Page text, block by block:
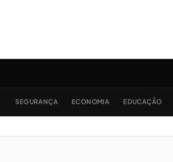
SEGURANÇA ECONOMIA EDUCAÇÃO